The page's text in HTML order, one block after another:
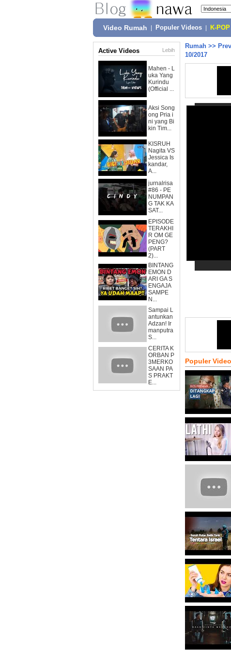
Video Rumah Populer Videos K-POP
Active Videos Lebih
Mahen - L
uka Yang
Kurindu
(Official ...
Aksi Song
ong Pria i
ni yang Bi
kin Tim...
KISRUH
Nagita VS
Jessica Is
kandar,
A...
jurnalrisa
#86 - PE
NUMPAN
G TAK KA
SAT...
EPISODE
TERAKHI
R OM GE
PENG?
(PART
2)...
BINTANG
EMON D
ARI GA S
ENGAJA
SAMPE
N...
Sampai L
antunkan
Adzan! Ir
manputra
S...
CERITA K
ORBAN P
3MERKO
SAAN PA
S PRAKT
E...
Rumah >>
10/2017
Populer